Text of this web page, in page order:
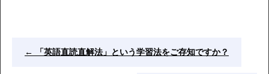
← 「英語直読直解法」という学習法をご存知ですか？